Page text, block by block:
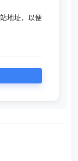
地址，以便